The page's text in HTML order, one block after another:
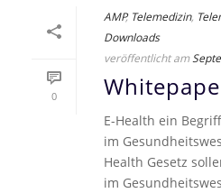
0
AMP, Telemedizin,
Downloads
veröffentlicht am
E-Health ein
im
Health Gesetz
im